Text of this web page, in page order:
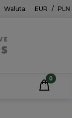
Waluta: EUR / PLN